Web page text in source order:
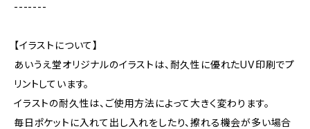
-------
【イラストについて】
あいうえ堂オリジナルのイラストは、耐久性に優れたUV印刷でプ
リントしています。
イラストの耐久性は、ご使用方法によって大きく変わります。
毎日ポケットに入れて出し入れをしたり、擦れる機会が多い場合